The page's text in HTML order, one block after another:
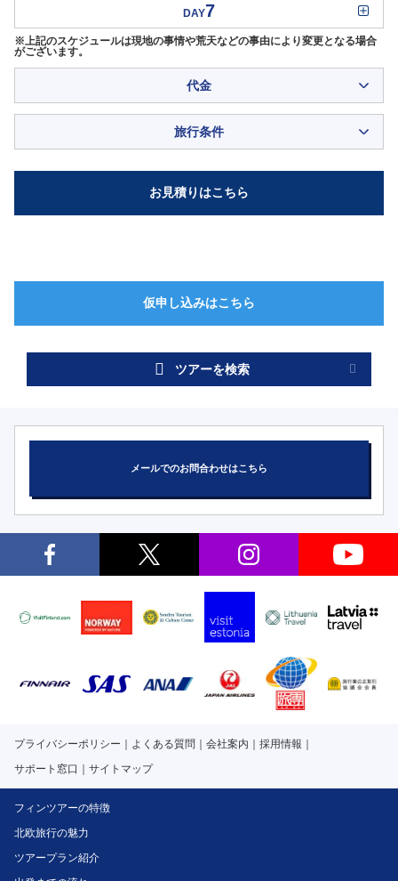
DAY7
※上記のスケジュールは現地の事情や荒天などの事由により変更となる場合
がございます。
代金
旅行条件
ツアーを検索
メールでのお問合わせはこちら
プライバシーポリシー よくある質問 会社案内
採用情報
サポート窓口
サイトマップ
フィンツアーの特徴
北欧旅行の魅力
ツアープラン紹介